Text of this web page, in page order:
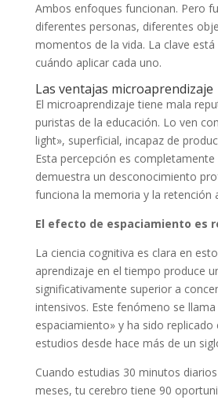
Ambos enfoques funcionan. Pero
diferentes personas, diferentes
momentos de la vida. La clave
cuándo aplicar cada uno.
Las ventajas microaprendizaje
El microaprendizaje tiene mala
puristas de la educación. Lo ven
light», superficial, incapaz de
Esta percepción es
demuestra un desconocimiento
funciona la memoria y la retención
El efecto de espaciamiento es
La ciencia cognitiva es clara en
aprendizaje en el tiempo produce
significativamente superior a
intensivos. Este fenómeno se
espaciamiento» y ha sido replicado
estudios desde hace más de un
Cuando estudias 30 minutos
meses, tu cerebro tiene 90